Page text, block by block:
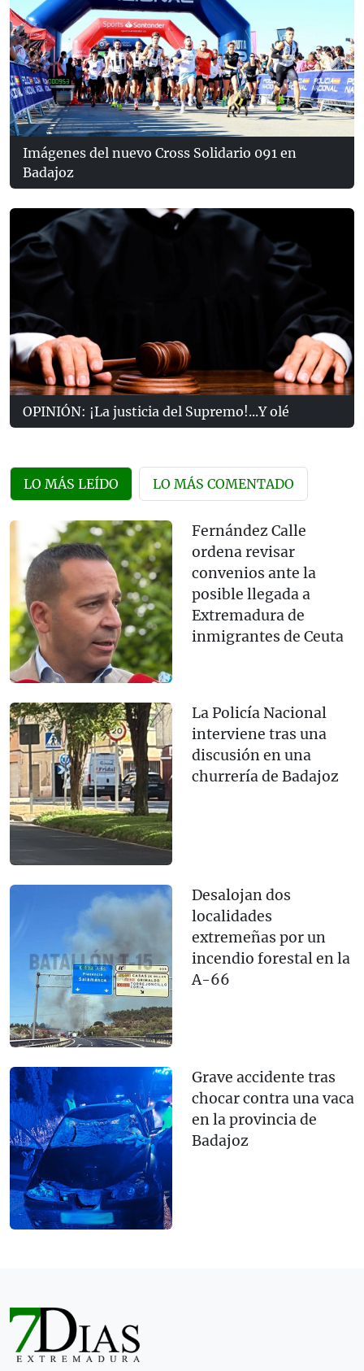
Imágenes del nuevo Cross Solidario 091 en
Badajoz
OPINIÓN: ¡La justicia del Supremo!...Y olé
LO MÁS LEÍDO LO MÁS COMENTADO
Fernández Calle
ordena revisar
convenios ante la
posible llegada a
Extremadura de
inmigrantes de Ceuta
La Policía Nacional
interviene tras una
discusión en una
churrería de Badajoz
Desalojan dos
localidades
extremeñas por un
incendio forestal en la
A-66
Grave accidente tras
chocar contra una vaca
en la provincia de
Badajoz